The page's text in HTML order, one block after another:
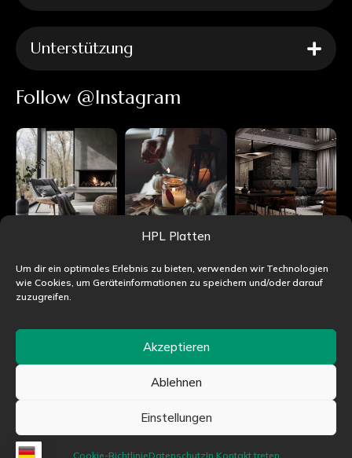
HPL Platten
Um dir ein optimales Erlebnis zu bieten, verwenden wir Technologien
wie Cookies, um Geräteinformationen zu speichern und/oder darauf
zuzugreifen.
Akzeptieren
Ablehnen
Einstellungen
Cookie-RichtlinieDatenschutzIn Kontakt treten
Unterstützung
Follow @Instagram
©HPLjet.de alle Rechte vorbehalten